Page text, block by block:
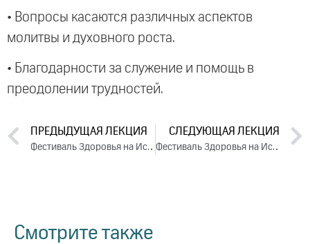
• Вопросы касаются различных аспектов
молитвы и духовного роста.
• Благодарности за служение и помощь в
преодолении трудностей.
ПРЕДЫДУЩАЯ ЛЕКЦИЯ
Фестиваль Здоровья на Иссык-Куле. День 1 (2024)
СЛЕДУЮЩАЯ ЛЕКЦИЯ
Фестиваль Здоровья на Иссык-Куле. День 3 (2024)
Смотрите также